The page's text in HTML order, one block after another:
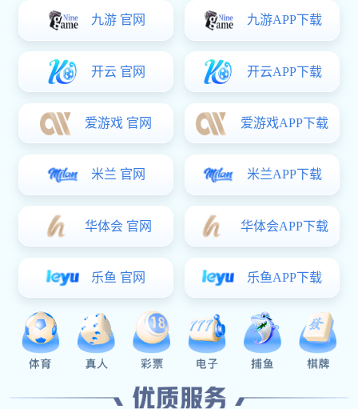
的先进技术和优点，采用特殊结构和材料，结合污水特性和
排污的实际需要而研制的国内外先进的新型排
BWQ系列潜水排污泵是在WQ的基础上吸收国内外同
类产品的先进技术和优点，采用特殊结构和材料，结合污
泵，其效率、性能都优于国内外产品。